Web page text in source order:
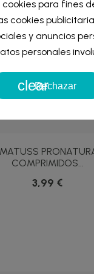
COMPRIMIDOS...
3,99 €
Cancelar
productos en su lista
para fines
cookies
y anuncios
personales
clearRechazar